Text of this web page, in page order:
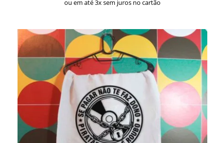
ou em até 3x sem juros no cartão